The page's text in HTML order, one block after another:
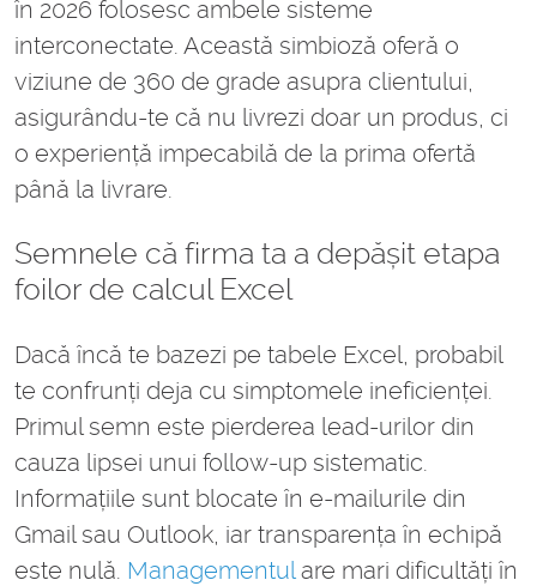
în 2026 folosesc ambele sisteme
interconectate. Această simbioză oferă o
viziune de 360 de grade asupra clientului,
asigurându-te că nu livrezi doar un produs, ci
o experiență impecabilă de la prima ofertă
până la livrare.
Semnele că firma ta a depășit etapa
foilor de calcul Excel
Dacă încă te bazezi pe tabele Excel, probabil
te confrunți deja cu simptomele ineficienței.
Primul semn este pierderea lead-urilor din
cauza lipsei unui follow-up sistematic.
Informațiile sunt blocate în e-mailurile din
Gmail sau Outlook, iar transparența în echipă
este nulă. Managementulare mari dificultăți în